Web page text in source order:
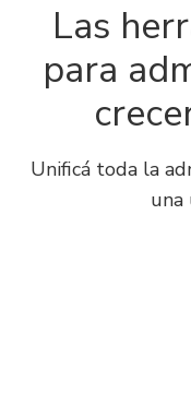
Las
para
Unificá toda la
una